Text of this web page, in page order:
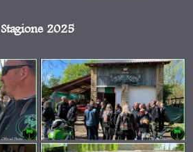
Stagione 2025